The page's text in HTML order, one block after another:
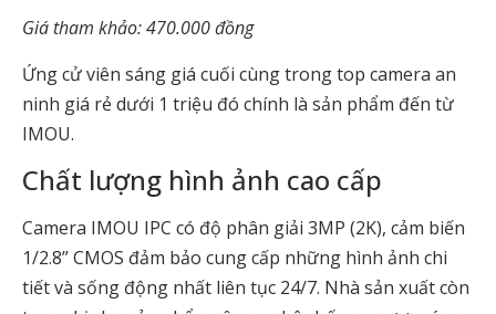
Giá tham khảo: 470.000 đồng
Ứng cử viên sáng giá cuối cùng trong top camera an
ninh giá rẻ dưới 1 triệu đó chính là sản phẩm đến từ
IMOU.
Chất lượng hình ảnh cao cấp
Camera IMOU IPC có độ phân giải 3MP (2K), cảm biến
1/2.8” CMOS đảm bảo cung cấp những hình ảnh chi
tiết và sống động nhất liên tục 24/7. Nhà sản xuất còn